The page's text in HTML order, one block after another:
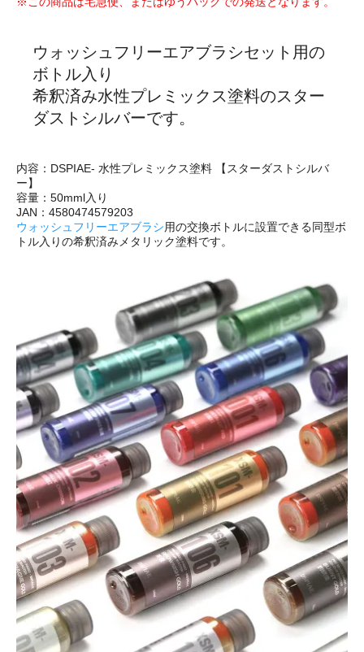
ウォッシュフリーエアブラシセット用の
ボトル入り
希釈済み水性プレミックス塗料のスター
ダストシルバーです。
内容：DSPIAE- 水性プレミックス塗料 【スターダストシルバ
ー】
容量：50mml入り
JAN：4580474579203
ウォッシュフリーエアブラシ用の交換ボトルに設置できる同型ボ
トル入りの希釈済みメタリック塗料です。